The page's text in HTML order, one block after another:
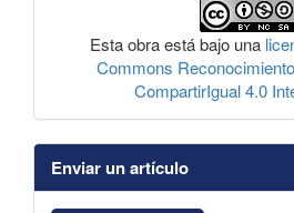
Esta obra está bajo una
Commons
CompartirIgual 4.0
Enviar un artículo